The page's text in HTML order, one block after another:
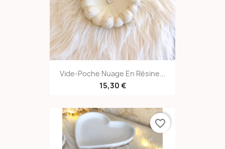
Vide-Poche Nuage En Résine...
15,30 €
favorite_border